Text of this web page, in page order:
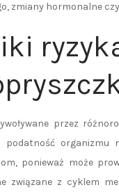
zmiany hormonalne
przez
podatność
ponieważ może
związane z cyklem